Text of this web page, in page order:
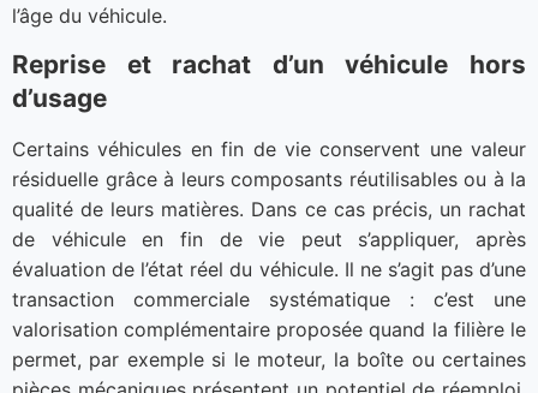
l’âge du véhicule.
Reprise et rachat d’un véhicule hors
d’usage
Certains véhicules en fin de vie conservent une valeur
résiduelle grâce à leurs composants réutilisables ou à la
qualité de leurs matières. Dans ce cas précis, un rachat
de véhicule en fin de vie peut s’appliquer, après
évaluation de l’état réel du véhicule. Il ne s’agit pas d’une
transaction commerciale systématique : c’est une
valorisation complémentaire proposée quand la filière le
permet, par exemple si le moteur, la boîte ou certaines